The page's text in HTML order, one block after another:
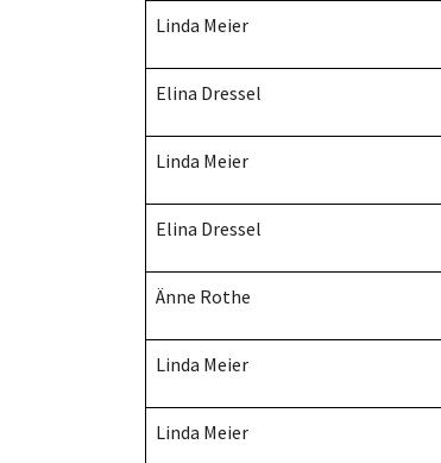
Linda Meier
Elina Dressel
Linda Meier
Elina Dressel
Änne Rothe
Linda Meier
Linda Meier